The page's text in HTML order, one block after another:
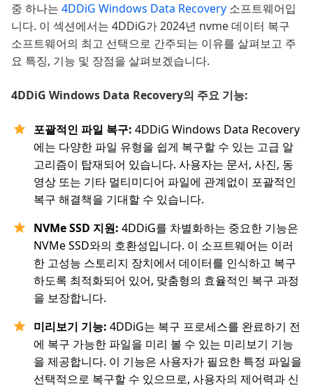
중 하나는 4DDiG Windows Data Recovery 소프트웨어입
니다. 이 섹션에서는 4DDiG가 2024년 nvme 데이터 복구
소프트웨어의 최고 선택으로 간주되는 이유를 살펴보고 주
요 특징, 기능 및 장점을 살펴보겠습니다.
4DDiG Windows Data Recovery의 주요 기능:
포괄적인 파일 복구: 4DDiG Windows Data Recovery
에는 다양한 파일 유형을 쉽게 복구할 수 있는 고급 알
고리즘이 탑재되어 있습니다. 사용자는 문서, 사진, 동
영상 또는 기타 멀티미디어 파일에 관계없이 포괄적인
복구 해결책을 기대할 수 있습니다.
NVMe SSD 지원: 4DDiG를 차별화하는 중요한 기능은
NVMe SSD와의 호환성입니다. 이 소프트웨어는 이러
한 고성능 스토리지 장치에서 데이터를 인식하고 복구
하도록 최적화되어 있어, 맞춤형의 효율적인 복구 과정
을 보장합니다.
미리보기 기능: 4DDiG는 복구 프로세스를 완료하기 전
에 복구 가능한 파일을 미리 볼 수 있는 미리보기 기능
을 제공합니다. 이 기능은 사용자가 필요한 특정 파일을
선택적으로 복구할 수 있으므로, 사용자의 제어력과 신